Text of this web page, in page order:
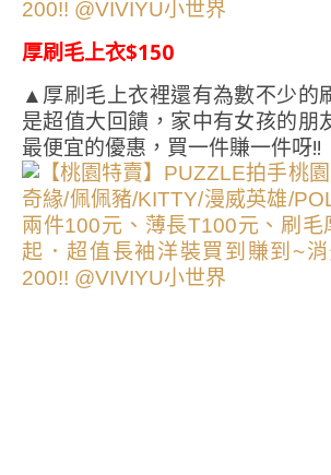
厚刷毛上衣$150
▲厚刷毛上衣裡還有為數不少的
是超值大回饋，家中有女孩的朋
最便宜的優惠，買一件賺一件呀!!